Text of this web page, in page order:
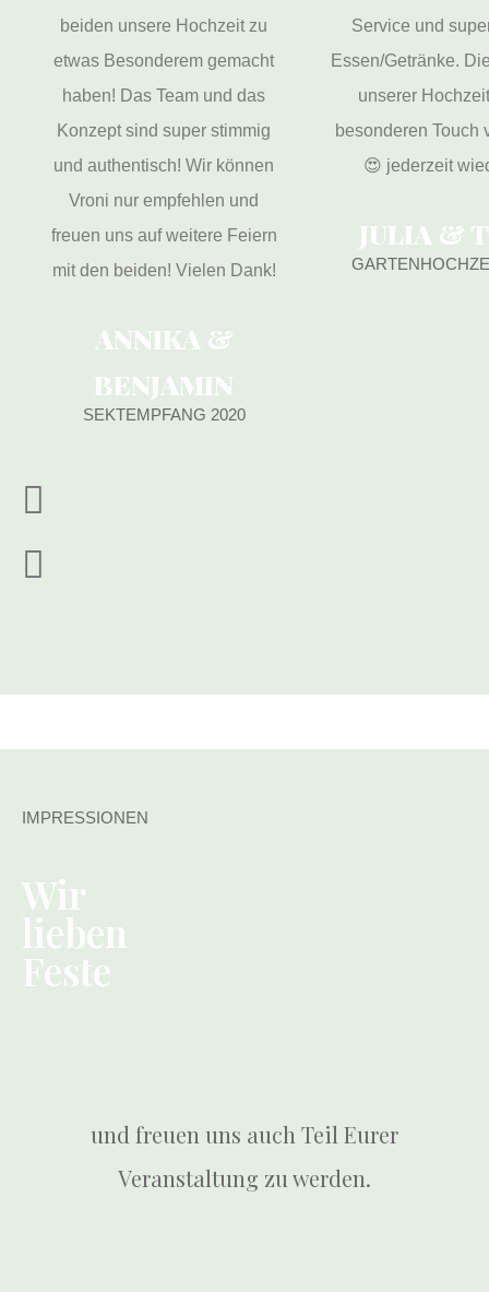
beiden unsere Hochzeit zu
etwas Besonderem gemacht
haben! Das Team und das
Konzept sind super stimmig
und authentisch! Wir können
Vroni nur empfehlen und
freuen uns auf weitere Feiern
mit den beiden! Vielen Dank!
ANNIKA &
BENJAMIN
SEKTEMPFANG 2020
Service und
Essen/Getränke.
unserer
besonderen Touch
😍 jederzeit
JULIA &
IMPRESSIONEN
Wir
lieben
Feste
und freuen uns auch Teil Eurer
Veranstaltung zu werden.